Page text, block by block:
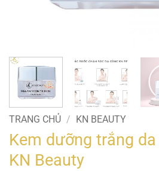
TRANG CHỦ / KN BEAUTY
Kem dưỡng trắng
KN Beauty